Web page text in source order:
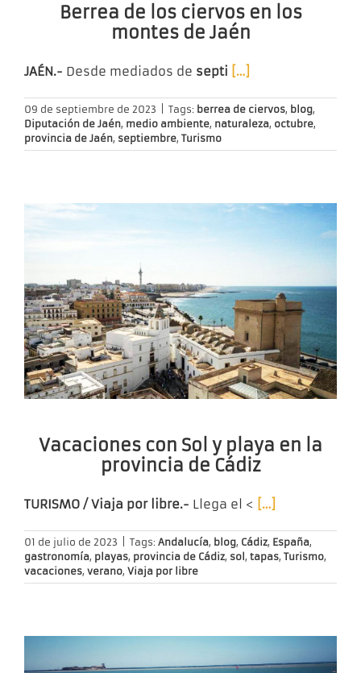
Berrea de los ciervos en los
montes de Jaén
JAÉN.- Desde mediados de septi […]
09 de septiembre de 2023 Tags: berrea de ciervos, blog,
Diputación de Jaén, medio ambiente, naturaleza, octubre,
provincia de Jaén, septiembre, Turismo
Vacaciones con Sol y playa en la
provincia de Cádiz
TURISMO / Viaja por libre.- Llega el < […]
01 de julio de 2023 Tags: Andalucía, blog, Cádiz, España,
gastronomía, playas, provincia de Cádiz, sol, tapas, Turismo,
vacaciones, verano, Viaja por libre